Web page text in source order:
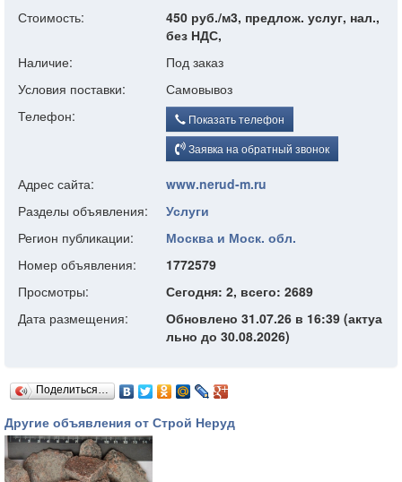
Стоимость:
450 руб./м3, предлож. услуг, нал.,
без НДС,
Наличие:
Под заказ
Условия поставки:
Самовывоз
Телефон:
Показать телефон
Заявка на обратный звонок
Адрес сайта:
www.nerud-m.ru
Разделы объявления:
Услуги
Регион публикации:
Москва и Моск. обл.
Номер объявления:
1772579
Просмотры:
Сегодня: 2, всего: 2689
Дата размещения:
Обновлено 31.07.26 в 16:39 (актуа
льно до 30.08.2026)
Поделиться…
Другие объявления от Строй Неруд